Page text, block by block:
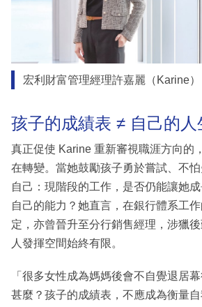
宏利財富管理經理許嘉麗（Karine）
孩子的成績表 ≠ 自己的人
真正促使 Karine 重新審視職涯方向的
在轉變。當她鼓勵孩子勇於嘗試、不
自己：現階段的工作，是否仍能讓她
自己的能力？她直言，在銀行體系工
定，亦曾晉升至分行銷售經理，涉獵
人發揮空間始終有限。
「很多女性成為媽媽後會不自覺退居
甚麼？孩子的成績表，不應成為衡量